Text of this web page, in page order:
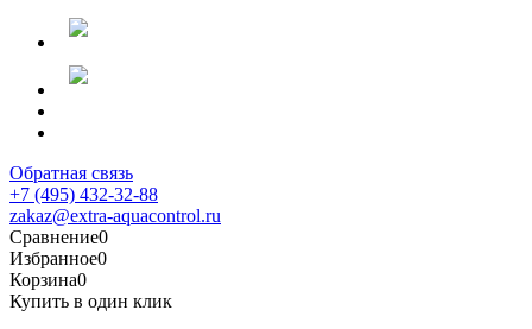
Обратная связь
+7 (495) 432-32-88
zakaz@extra-aquacontrol.ru
Сравнение0
Избранное0
Корзина0
Купить в один клик